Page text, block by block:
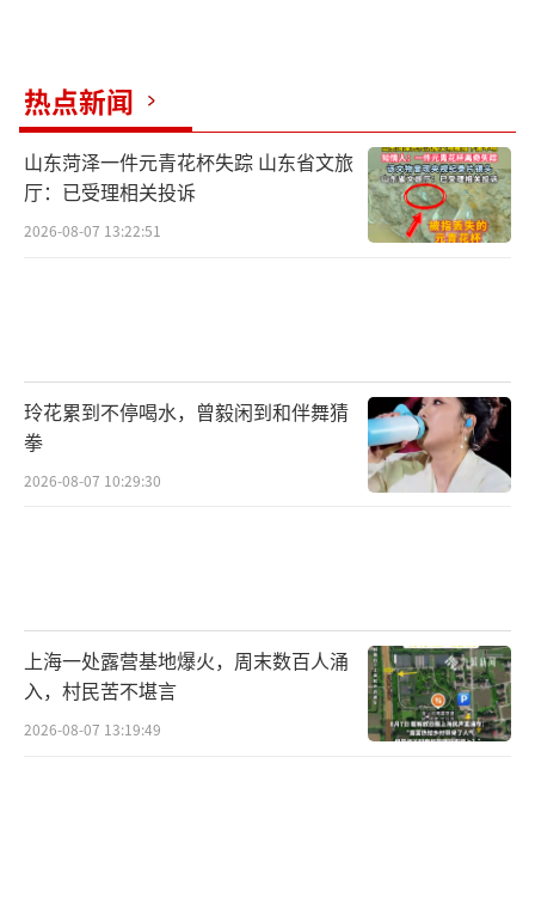
热点新闻
山东菏泽一件元青花杯失踪 山东省文旅
厅：已受理相关投诉
2026-08-07 13:22:51
玲花累到不停喝水，曾毅闲到和伴舞猜
拳
2026-08-07 10:29:30
上海一处露营基地爆火，周末数百人涌
入，村民苦不堪言
2026-08-07 13:19:49